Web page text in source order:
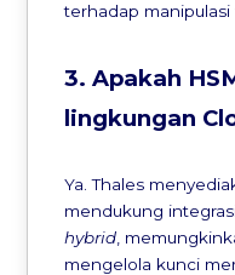
terhadap manipulasi
3. Apakah
lingkungan
Ya. Thales
mendukung
hybrid ,
mengelola kunci